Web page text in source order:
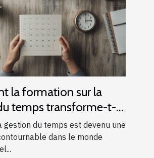
la formation sur la
temps transforme-t-
efficacité
?
gestion du temps est devenu une
dans le monde